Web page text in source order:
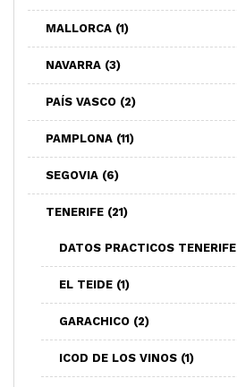
MALLORCA (1)
NAVARRA (3)
PAÍS VASCO (2)
PAMPLONA (11)
SEGOVIA (6)
TENERIFE (21)
DATOS PRACTICOS TENERIFE
EL TEIDE (1)
GARACHICO (2)
ICOD DE LOS VINOS (1)